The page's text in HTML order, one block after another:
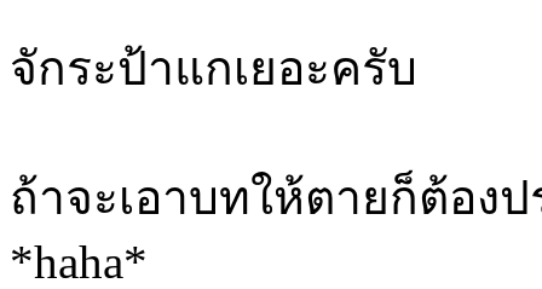
จักระป้าแกเยอะครับ
ถ้าจะเอาบทให้ตายก็ต้อง
*haha*